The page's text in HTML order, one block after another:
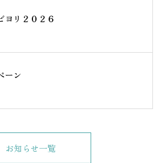
リ２０２６
ーン
お知らせ一覧